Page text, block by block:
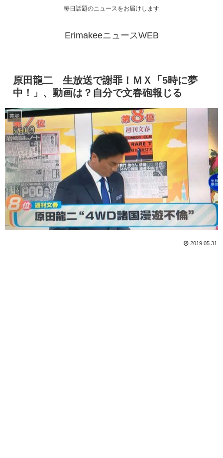
毎日話題のニュースをお届けします
ErimakeeニュースWEB
原田龍二 生放送で謝罪！ＭＸ「5時に夢
中！」、動画は？自分で文春砲報じる
芸能
2019.05.31